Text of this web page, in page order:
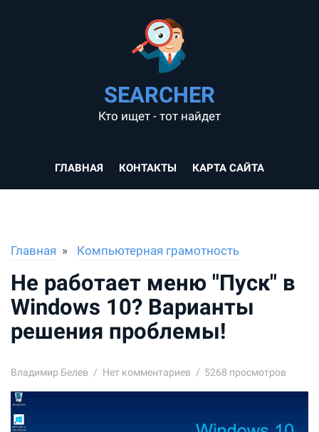
SEARCHER
Кто ищет - тот найдет
ГЛАВНАЯ КОНТАКТЫ КАРТА САЙТА
Главная Компьютерная грамотность
Не работает меню "Пуск" в
Windows 10? Варианты
решения проблемы!
Владимир Белев Нет комментариев 5268 просмотров